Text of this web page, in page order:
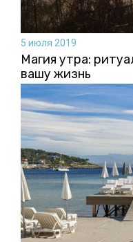
5 июля 2019
Магия утра:
вашу жизнь